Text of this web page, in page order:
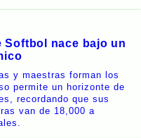
Softbol nace bajo un
y maestras forman los
permite un horizonte de
recordando que sus
van de 18,000 a